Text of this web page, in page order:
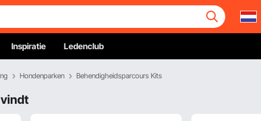
Inspiratie Ledenclub
Hondenparken Behendigheidsparcours Kits